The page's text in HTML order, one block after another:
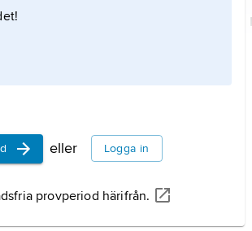
medger semiaktiv
eller Logga in
provperiod härifrån.